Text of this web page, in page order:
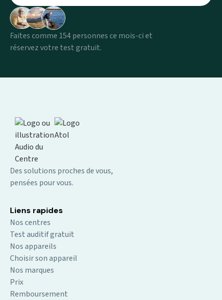
Faites comme 154 personnes ce mois-ci et
réservez votre test gratuit.
Des solutions proches de vous,
pensées pour vous.
Liens rapides
Nos centres
Test auditif gratuit
Nos appareils
Choisir son appareil
Nos marques
Prix
Remboursement